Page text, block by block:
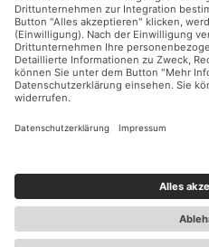
Abmessungen
Hotline
Individuelle Zahlungsmöglichkeiten